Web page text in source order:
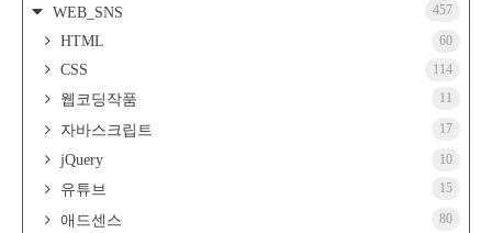
WEB_SNS 457
HTML 60
CSS 114
웹코딩작품 11
자바스크립트 17
jQuery 10
유튜브 15
애드센스 80